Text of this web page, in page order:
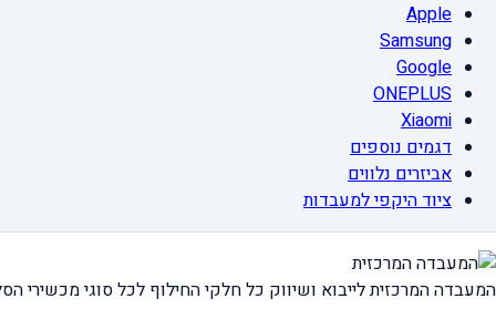
Apple
Samsung
Google
ONEPLUS
Xiaomi
דגמים נוספים
אביזרים נלווים
ציוד היקפי למעבדות
המעבדה המרכזית לייבוא ושיווק כל חלקי החילוף לכל סוגי מכשירי